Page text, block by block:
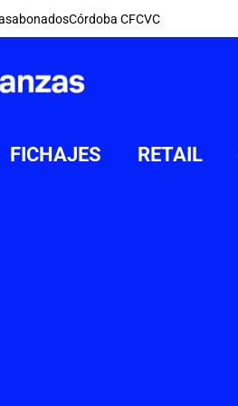
abonadosCórdoba CFCVC
FICHAJES RETAIL